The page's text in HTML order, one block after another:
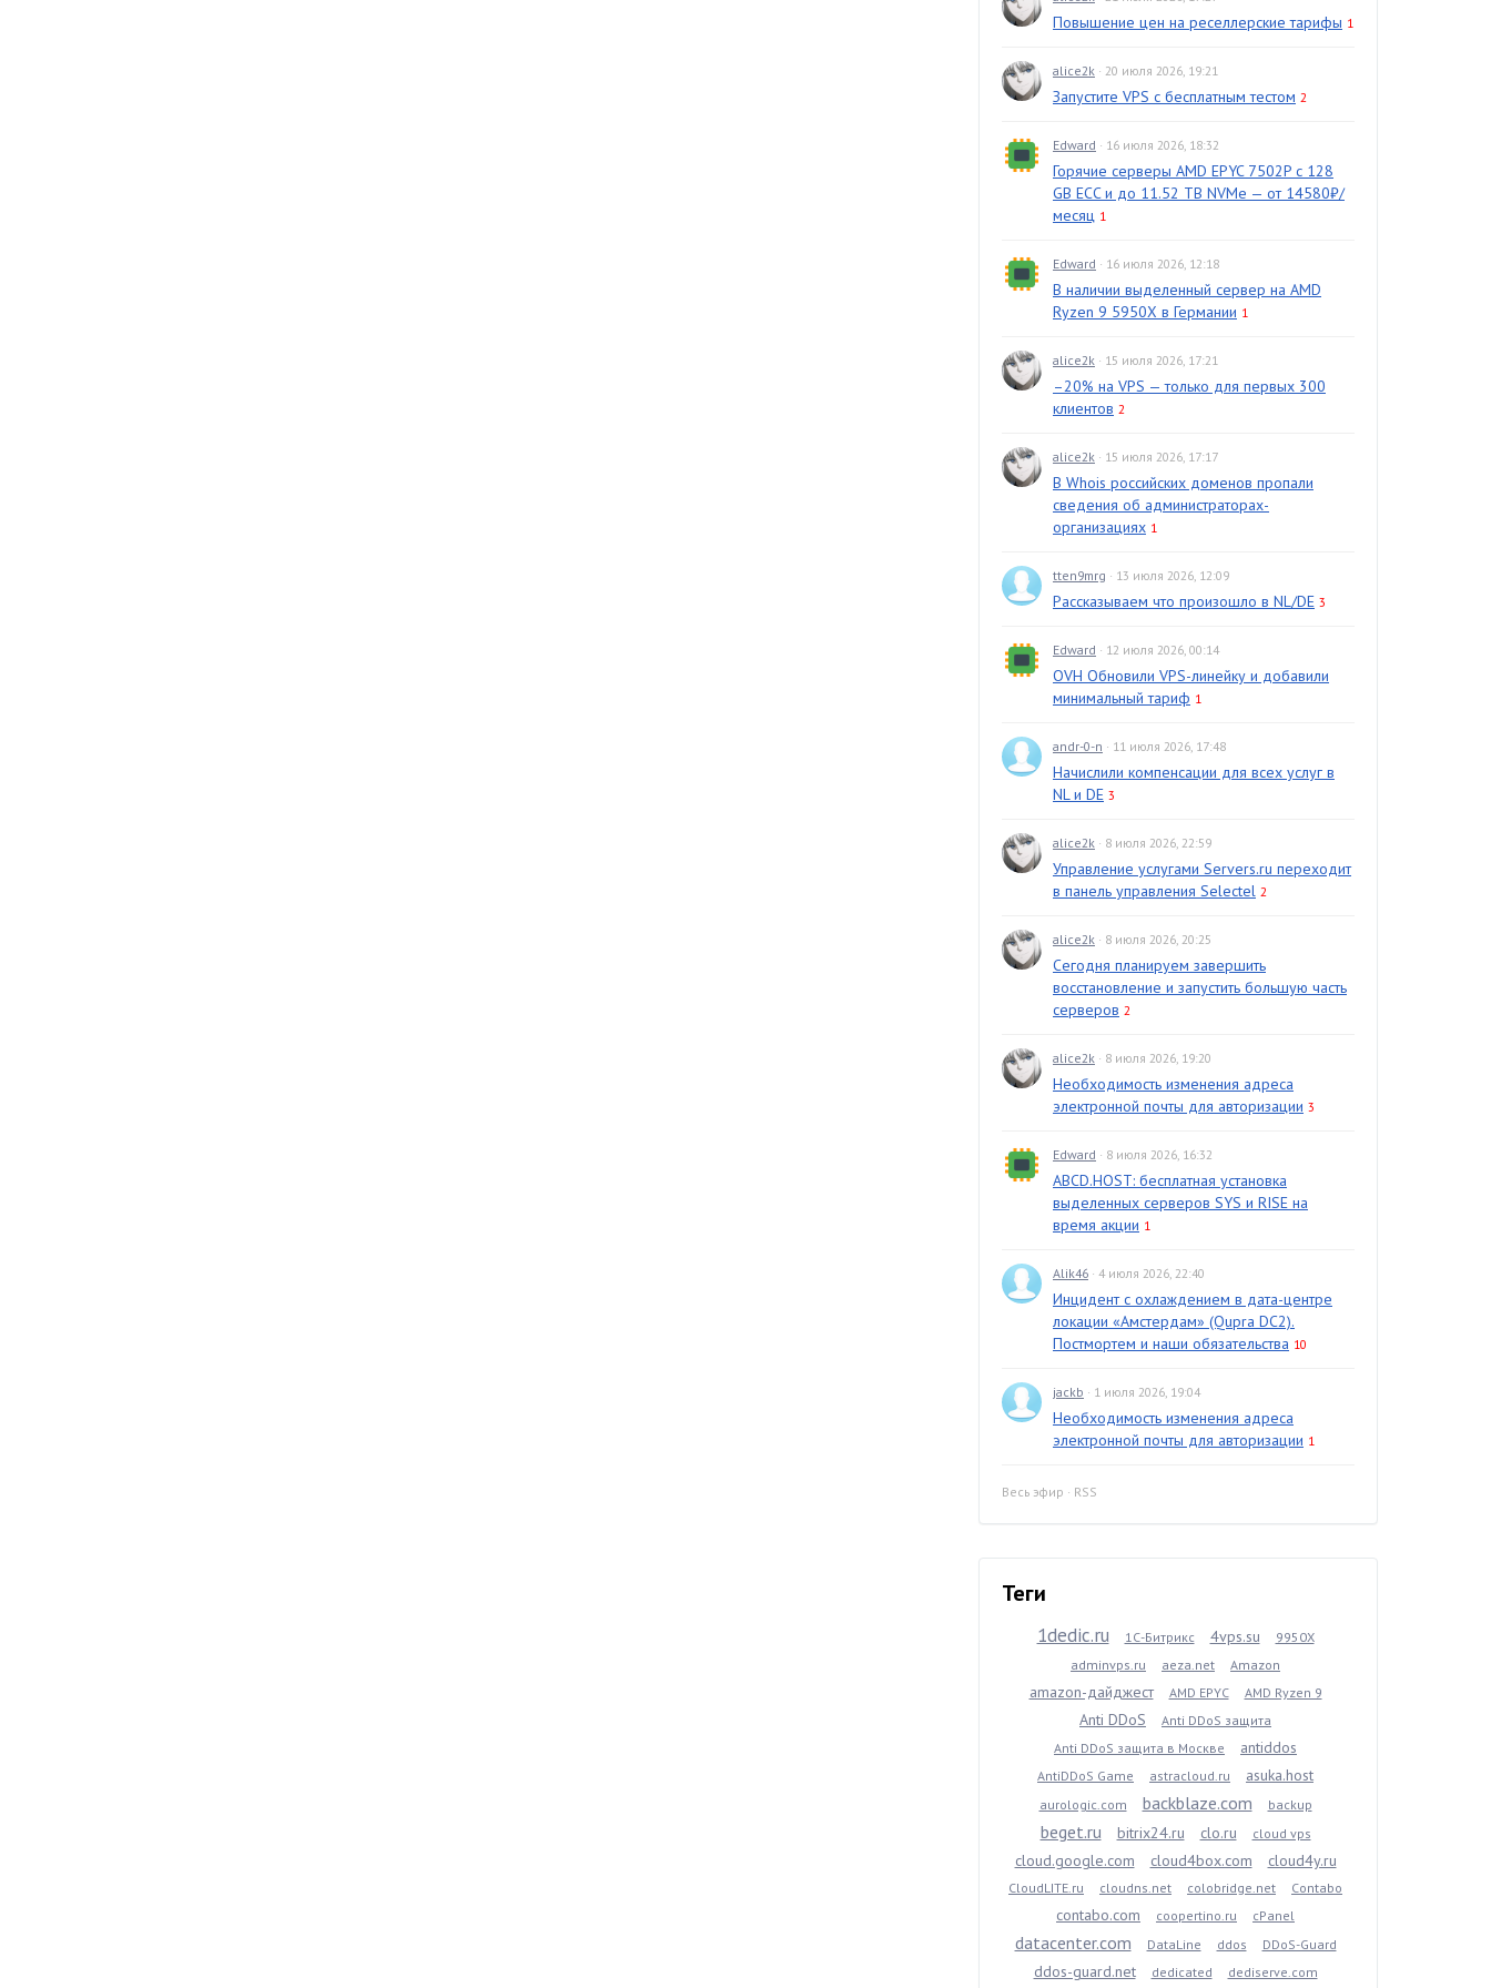
Повышение цен на реселлерские тарифы 1
alice2k · 20 июля 2026, 19:21
Запустите VPS с бесплатным тестом 2
Edward · 16 июля 2026, 18:32
Горячие серверы AMD EPYC 7502P с 128
GB ECC и до 11.52 TB NVMe — от 14580₽/
месяц 1
Edward · 16 июля 2026, 12:18
В наличии выделенный сервер на AMD
Ryzen 9 5950X в Германии 1
alice2k · 15 июля 2026, 17:21
–20% на VPS — только для первых 300
клиентов 2
alice2k · 15 июля 2026, 17:17
В Whois российских доменов пропали
сведения об администраторах-
организациях 1
tten9mrg · 13 июля 2026, 12:09
Рассказываем что произошло в NL/DE 3
Edward · 12 июля 2026, 00:14
OVH Обновили VPS-линейку и добавили
минимальный тариф 1
andr-0-n · 11 июля 2026, 17:48
Начислили компенсации для всех услуг в
NL и DE 3
alice2k · 8 июля 2026, 22:59
Управление услугами Servers.ru переходит
в панель управления Selectel 2
alice2k · 8 июля 2026, 20:25
Сегодня планируем завершить
восстановление и запустить большую часть
серверов 2
alice2k · 8 июля 2026, 19:20
Необходимость изменения адреса
электронной почты для авторизации 3
Edward · 8 июля 2026, 16:32
ABCD.HOST: бесплатная установка
выделенных серверов SYS и RISE на
время акции 1
Alik46 · 4 июля 2026, 22:40
Инцидент с охлаждением в дата-центре
локации «Амстердам» (Qupra DC2).
Постмортем и наши обязательства 10
jackb · 1 июля 2026, 19:04
Необходимость изменения адреса
электронной почты для авторизации 1
Весь эфир · RSS
Теги
1dedic.ru 1С-Битрикс 4vps.su
9950X
adminvps.ru
aeza.net Amazon
amazon-дайджест AMD EPYC AMD Ryzen 9
Anti DDoS
Anti DDoS защита
Anti DDoS защита в Москве
antiddos
AntiDDoS Game astracloud.ru asuka.host
aurologic.com backblaze.com backup
beget.ru bitrix24.ru clo.ru cloud vps
cloud.google.com cloud4box.com cloud4y.ru
CloudLITE.ru cloudns.net colobridge.net Contabo
contabo.com coopertino.ru cPanel
datacenter.com DataLine ddos DDoS-Guard
ddos-guard.net dedicated dediserve.com